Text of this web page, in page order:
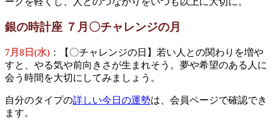
銀の時計座 ７月〇チャレンジの月
7月8日(水) ：【〇チャレンジの日】若い人との関わりを増や
すと、やる気や前向きさが生まれそう。夢や希望のある人に
会う時間を大切にしてみましょう。
自分のタイプの詳しい今日の運勢は、会員ページで確認でき
ます。